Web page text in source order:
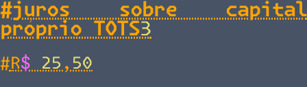
#juros sobre capital
próprio TOTS3
# R$ 25,50